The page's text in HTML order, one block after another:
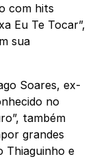
com hits
Eu Te Tocar”,
sua
Soares, ex-
no
também
grandes
Thiaguinho e